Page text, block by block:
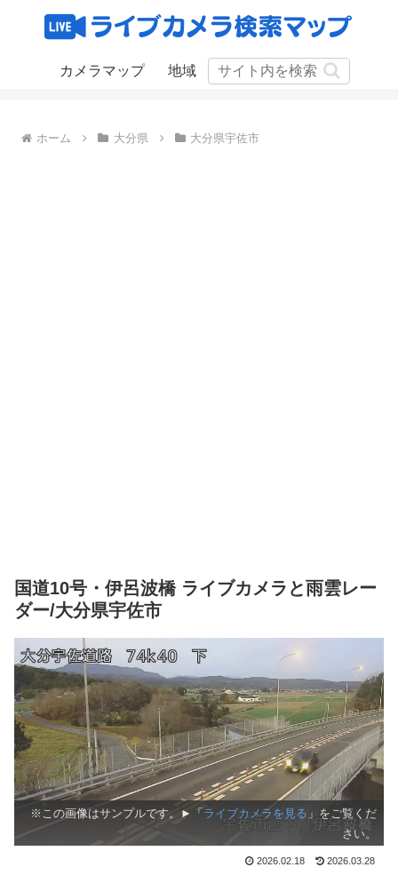
カメラマップ 地域
ホーム 大分県 大分県宇佐市
国道10号・伊呂波橋 ライブカメラと雨雲レー
ダー/大分県宇佐市
※この画像はサンプルです。►「 ライブカメラを見る 」をご覧くだ
さい。
2026.02.18 2026.03.28